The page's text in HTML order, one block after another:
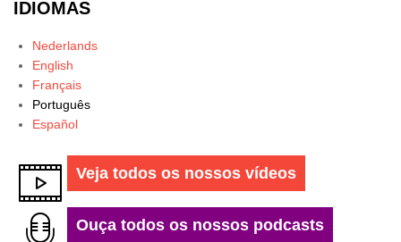
IDIOMAS
Nederlands
English
Français
Português
Español
Veja todos os nossos vídeos
Ouça todos os nossos podcasts